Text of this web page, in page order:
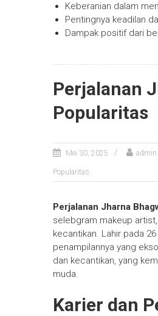
Keberanian dalam
Pentingnya keadilan
Dampak positif dari
Perjalanan
Popularitas
Mei 30, 2025 admin
Popularitas
Perjalanan Jharna
selebgram makeup
kecantikan. Lahir pada
penampilannya yang
dan kecantikan, yang
muda.
Karier dan